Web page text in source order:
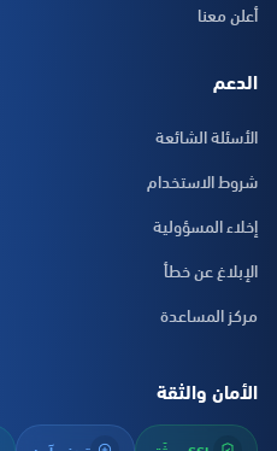
أعلن معنا
الدعم
الأسئلة الشائعة
شروط الاستخدام
إخلاء المسؤولية
الإبلاغ عن خطأ
مركز المساعدة
الأمان والثقة